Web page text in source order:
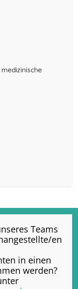
Teams
en
in einen
werden?